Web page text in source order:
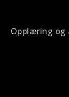
Opplæring og